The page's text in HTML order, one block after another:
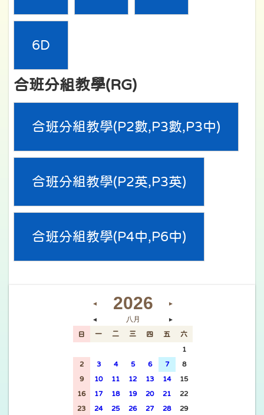
6D
合班分組教學(RG)
合班分組教學(P2數,P3數,P3中)
合班分組教學(P2英,P3英)
合班分組教學(P4中,P6中)
◄ 2026 ►
◄ 八月 ►
日 一 二 三 四 五 六
1
2 3 4 5 6 7 8
9 10 11 12 13 14 15
16 17 18 19 20 21 22
23 24 25 26 27 28 29